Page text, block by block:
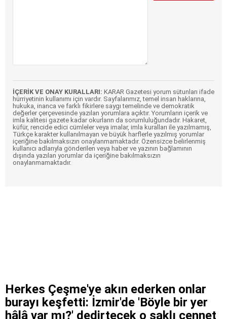
İÇERİK VE ONAY KURALLARI: KARAR Gazetesi yorum sütunları ifade
hürriyetinin kullanımı için vardır. Sayfalarımız, temel insan haklarına,
hukuka, inanca ve farklı fikirlere saygı temelinde ve demokratik
değerler çerçevesinde yazılan yorumlara açıktır. Yorumların içerik ve
imla kalitesi gazete kadar okurların da sorumluluğundadır. Hakaret,
küfür, rencide edici cümleler veya imalar, imla kuralları ile yazılmamış,
Türkçe karakter kullanılmayan ve büyük harflerle yazılmış yorumlar
içeriğine bakılmaksızın onaylanmamaktadır. Özensizce belirlenmiş
kullanıcı adlarıyla gönderilen veya haber ve yazının bağlamının
dışında yazılan yorumlar da içeriğine bakılmaksızın
onaylanmamaktadır.
Herkes Çeşme'ye akın ederken onlar
burayı keşfetti: İzmir'de 'Böyle bir yer
hâlâ var mı?' dedirtecek o saklı cennet